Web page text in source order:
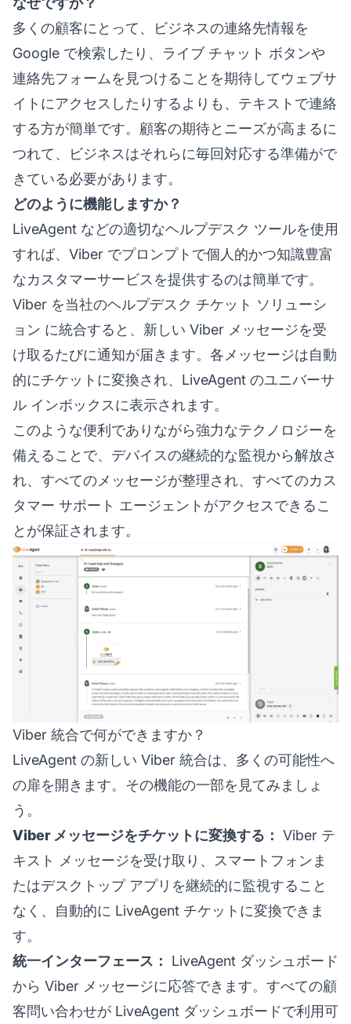
多くの顧客にとって、ビジネスの連絡先情報を
Google で検索したり、ライブ チャット ボタンや
連絡先フォームを見つけることを期待してウェブサ
イトにアクセスしたりするよりも、テキストで連絡
する方が簡単です。顧客の期待とニーズが高まるに
つれて、ビジネスはそれらに毎回対応する準備がで
きている必要があります。
どのように機能しますか？
LiveAgent などの適切なヘルプデスク ツールを使用
すれば、Viber でプロンプトで個人的かつ知識豊富
なカスタマーサービスを提供するのは簡単です。
Viber を当社のヘルプデスク チケット ソリューシ
ョン に統合すると、新しい Viber メッセージを受
け取るたびに通知が届きます。各メッセージは自動
的にチケットに変換され、LiveAgent のユニバーサ
ル インボックスに表示されます。
このような便利でありながら強力なテクノロジーを
備えることで、デバイスの継続的な監視から解放さ
れ、すべてのメッセージが整理され、すべてのカス
タマー サポート エージェントがアクセスできるこ
とが保証されます。
Viber 統合で何ができますか？
LiveAgent の新しい Viber 統合は、多くの可能性へ
の扉を開きます。その機能の一部を見てみましょ
う。
Viber メッセージをチケットに変換する： Viber テ
キスト メッセージを受け取り、スマートフォンま
たはデスクトップ アプリを継続的に監視すること
なく、自動的に LiveAgent チケットに変換できま
す。
統一インターフェース：
LiveAgent ダッシュボード
から Viber メッセージに応答できます。すべての顧
客問い合わせが LiveAgent ダッシュボードで利用可